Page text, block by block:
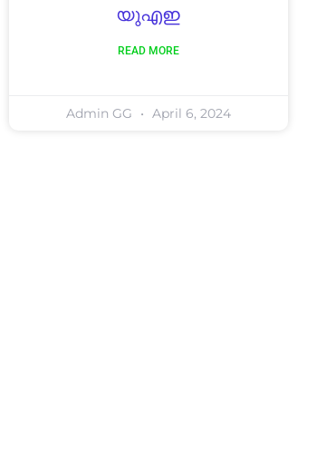
യുഎഇ
READ MORE
Admin GG April 6, 2024